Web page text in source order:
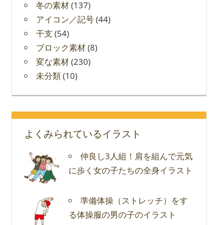
冬の素材(137)
アイコン／記号(44)
干支 (54)
ブロック素材(8)
変な素材(230)
未分類(10)
よくみられているイラスト
仲良し3人組！肩を組んで元気
に歩く女の子たちの全身イラスト
準備体操（ストレッチ）をす
る体操服の男の子のイラスト